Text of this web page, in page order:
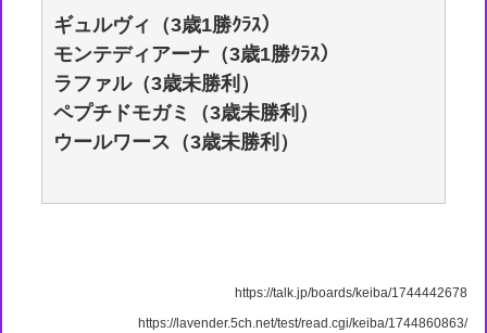
ギュルヴィ（3歳1勝ｸﾗｽ）
モンテディアーナ（3歳1勝ｸﾗｽ）
ラファル（3歳未勝利）
ペプチドモガミ（3歳未勝利）
ウールワース（3歳未勝利）
https://talk.jp/boards/keiba/1744442678
https://lavender.5ch.net/test/read.cgi/keiba/1744860863/